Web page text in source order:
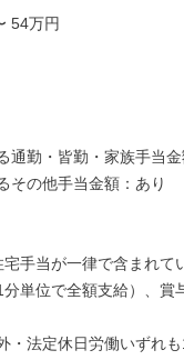
54万円
通勤・皆勤・家族手当金
その他手当金額：あり
手当が一律で含まれて
単位で全額支給）、賞
・法定休日労働いずれも